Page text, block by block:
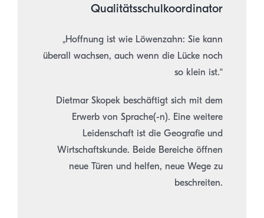
Qualitätsschulkoordinator
„Hoffnung ist wie Löwenzahn: Sie kann
überall wachsen, auch wenn die Lücke noch
so klein ist.“
Dietmar Skopek beschäftigt sich mit dem
Erwerb von Sprache(-n). Eine weitere
Leidenschaft ist die Geografie und
Wirtschaftskunde. Beide Bereiche öffnen
neue Türen und helfen, neue Wege zu
beschreiten.